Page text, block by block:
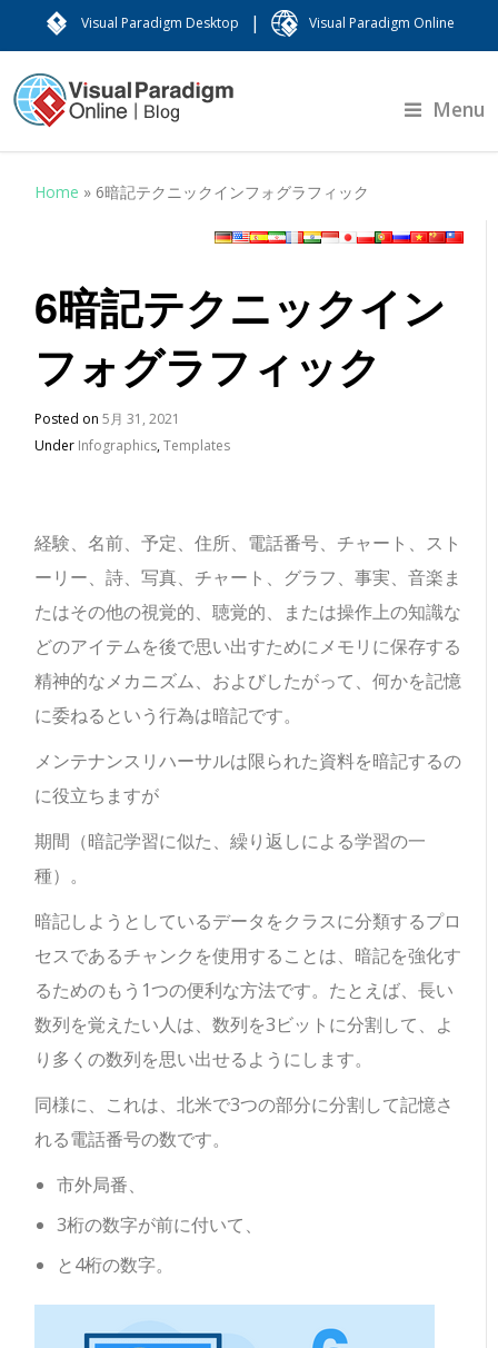
Visual Paradigm Desktop | Visual Paradigm Online
Menu
Home » 6暗記テクニックインフォグラフィック
6暗記テクニックイン
フォグラフィック
Posted on5月 31, 2021
Under Infographics,Templates
経験、名前、予定、住所、電話番号、チャート、スト
ーリー、詩、写真、チャート、グラフ、事実、音楽ま
たはその他の視覚的、聴覚的、または操作上の知識な
どのアイテムを後で思い出すためにメモリに保存する
精神的なメカニズム、およびしたがって、何かを記憶
に委ねるという行為は暗記です。
メンテナンスリハーサルは限られた資料を暗記するの
に役立ちますが
期間（暗記学習に似た、繰り返しによる学習の一
種）。
暗記しようとしているデータをクラスに分類するプロ
セスであるチャンクを使用することは、暗記を強化す
るためのもう1つの便利な方法です。たとえば、長い
数列を覚えたい人は、数列を3ビットに分割して、よ
り多くの数列を思い出せるようにします。
同様に、これは、北米で3つの部分に分割して記憶さ
れる電話番号の数です。
市外局番、
3桁の数字が前に付いて、
と4桁の数字。